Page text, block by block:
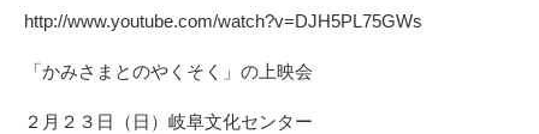
http://www.youtube.com/watch?v=DJH5PL75GWs
「かみさまとのやくそく」の上映会
２月２３日（日）岐阜文化センター